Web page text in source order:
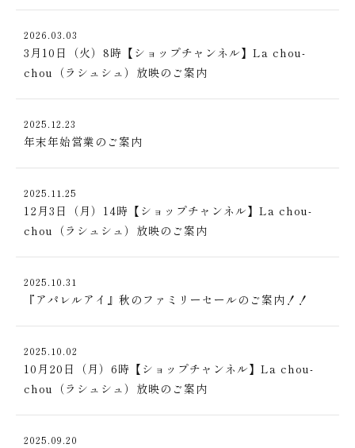
2026.03.03
3月10日（火）8時【ショップチャンネル】La chou-
chou（ラシュシュ）放映のご案内
2025.12.23
年末年始営業のご案内
2025.11.25
12月3日（月）14時【ショップチャンネル】La chou-
chou（ラシュシュ）放映のご案内
2025.10.31
『アパレルアイ』秋のファミリーセールのご案内！！
2025.10.02
10月20日（月）6時【ショップチャンネル】La chou-
chou（ラシュシュ）放映のご案内
2025.09.20